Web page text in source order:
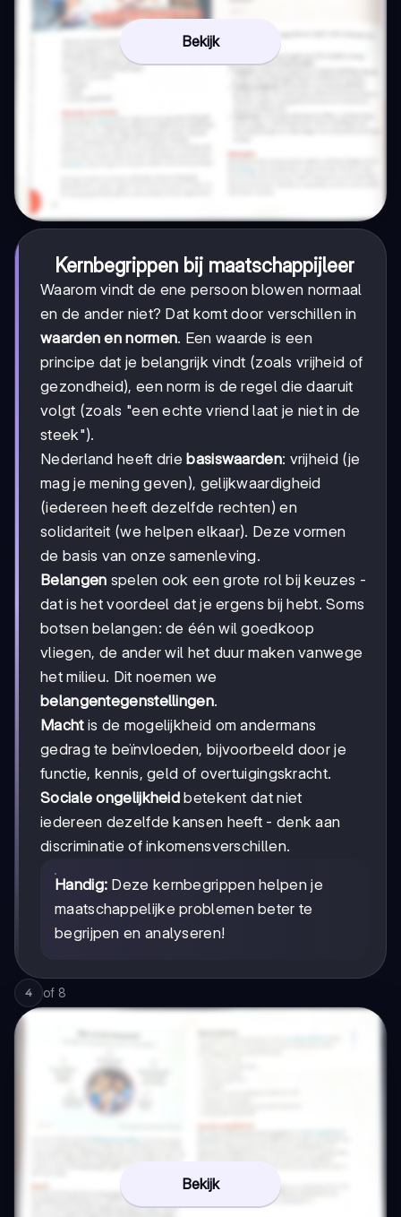
Bekijk
Kernbegrippen bij maatschappijleer
Waarom vindt de ene persoon blowen normaal
en de ander niet? Dat komt door verschillen in
waarden en normen. Een waarde is een
principe dat je belangrijk vindt (zoals vrijheid of
gezondheid), een norm is de regel die daaruit
volgt (zoals "een echte vriend laat je niet in de
steek").
Nederland heeft drie basiswaarden: vrijheid (je
mag je mening geven), gelijkwaardigheid
(iedereen heeft dezelfde rechten) en
solidariteit (we helpen elkaar). Deze vormen
de basis van onze samenleving.
Belangen spelen ook een grote rol bij keuzes -
dat is het voordeel dat je ergens bij hebt. Soms
botsen belangen: de één wil goedkoop
vliegen, de ander wil het duur maken vanwege
het milieu. Dit noemen we
belangentegenstellingen.
Machtis de mogelijkheid om andermans
gedrag te beïnvloeden, bijvoorbeeld door je
functie, kennis, geld of overtuigingskracht.
Sociale ongelijkheid betekent dat niet
iedereen dezelfde kansen heeft - denk aan
discriminatie of inkomensverschillen.
Handig: Deze kernbegrippen helpen je
maatschappelijke problemen beter te
begrijpen en analyseren!
4 of 8
Bekijk